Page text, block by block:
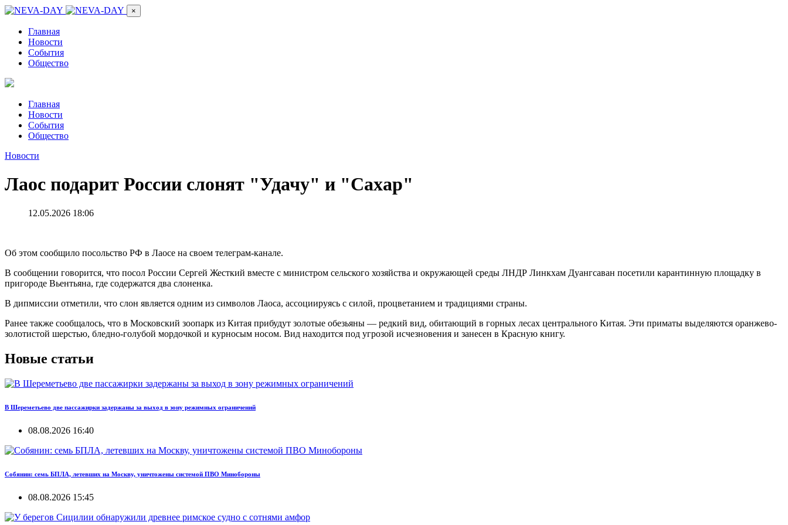
×
Главная
Новости
События
Общество
Главная
Новости
События
Общество
Новости
Лаос подарит России слонят "Удачу" и "Сахар"
12.05.2026 18:06
Об этом сообщило посольство РФ в Лаосе на своем телеграм-канале.
В сообщении говорится, что посол России Сергей Жесткий вместе с министром сельского хозяйства и окружающей среды ЛНДР Линкхам Дуангсаван посетили карантинную площадку в
пригороде Вьентьяна, где содержатся два слоненка.
В дипмиссии отметили, что слон является одним из символов Лаоса, ассоциируясь с силой, процветанием и традициями страны.
Ранее также сообщалось, что в Московский зоопарк из Китая прибудут золотые обезьяны — редкий вид, обитающий в горных лесах центрального Китая. Эти приматы выделяются оранжево-
золотистой шерстью, бледно-голубой мордочкой и курносым носом. Вид находится под угрозой исчезновения и занесен в Красную книгу.
Новые статьи
В Шереметьево две пассажирки задержаны за выход в зону режимных ограничений
08.08.2026 16:40
Собянин: семь БПЛА, летевших на Москву, уничтожены системой ПВО Минобороны
08.08.2026 15:45